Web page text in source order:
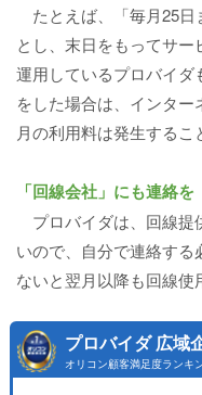
たとえば、「毎月25日
とし、末日をもってサ
運用しているプロバイダ
をした場合は、インタ
月の利用料は発生するこ
「回線会社」にも連絡を
プロバイダは、回線提
いので、自分で連絡す
ないと翌月以降も回線使
プロバイダ 広域
オリコン顧客満足度ランキ